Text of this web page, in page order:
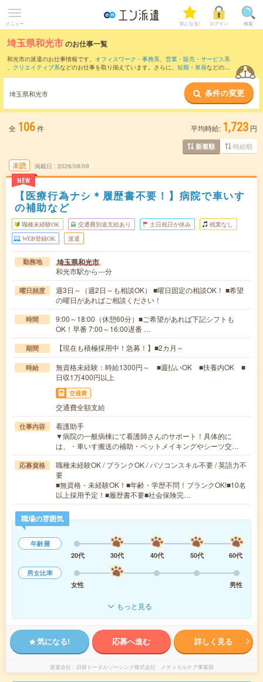
メニュー 気になる! ログイン 検索
埼玉県和光市のお仕事一覧
和光市の派遣のお仕事情報です。 オフィスワーク・事務系、 営業・販売・サービス系
、 クリエイティブ系などのお仕事を取り揃えています。さらに、 短期 ・ 単発などの期
また、戸田市・
など隣接エリアのお仕事もご確認いただ
けます。
埼玉県和光市 条件の変更
全 106件 平均時給: 1,723 円
新着順 時給順
未読
NEW
掲載日 2026/08/09
【医療行為ナシ＊履歴書不要！】病院で車いす
の補助など
職種未経験OK 交通費別途支給あり 土日祝日が休み 残業なし
WEB登録OK 派遣
勤務地 埼玉県和光市
和光市駅から---分
曜日頻度
週3日～（週2日～も相談OK） ■曜日固定の相談OK！ ■希望
の曜日があればご相談ください！
時間
9:00～18:00（休憩60分）■ご希望があれば下記シフトも
OK！早番 7:00～16:00遅番 …
期間 【現在も積極採用中！急募！】■2カ月～
時給
無資格未経験：時給1300円～ ■週払いOK ■扶養内OK ■
日収1万400円以上
交通費
交通費全額支給
仕事内容
看護助手
▼病院の一般病棟にて看護師さんのサポート！具体的に
は、・車いす搬送の補助・ベットメイキングやシーツ交…
応募資格
職種未経験OK / ブランクOK / パソコンスキル不要 / 英語力不
要
■無資格・未経験OK！■年齢・学歴不問！ブランクOK!■10名
以上採用予定！■履歴書不要■社会保険完…
職場の雰囲気
年齢層
20代
30代 40代 50代
60代
男女比率
女性
男性
もっと見る
気になる! 応募へ進む 詳しく見る
派遣会社 日研トータルソーシング株式会社 メディカルケア事業部